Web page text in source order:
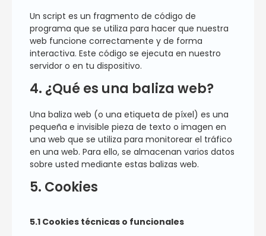
Un script es un fragmento de código de
programa que se utiliza para hacer que nuestra
web funcione correctamente y de forma
interactiva. Este código se ejecuta en nuestro
servidor o en tu dispositivo.
4. ¿Qué es una baliza web?
Una baliza web (o una etiqueta de píxel) es una
pequeña e invisible pieza de texto o imagen en
una web que se utiliza para monitorear el tráfico
en una web. Para ello, se almacenan varios datos
sobre usted mediante estas balizas web.
5. Cookies
5.1 Cookies técnicas o funcionales